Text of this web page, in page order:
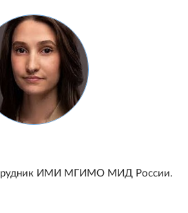
ИМИ МГИМО МИД России.